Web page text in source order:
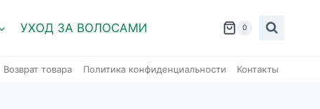
УХОД ЗА ВОЛОСАМИ 0
Возврат товара Политика конфиденциальности Контакты